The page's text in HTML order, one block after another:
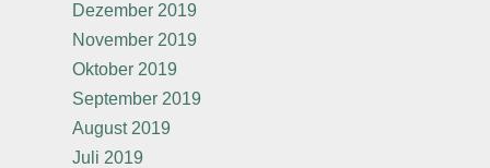
Dezember 2019
November 2019
Oktober 2019
September 2019
August 2019
Juli 2019